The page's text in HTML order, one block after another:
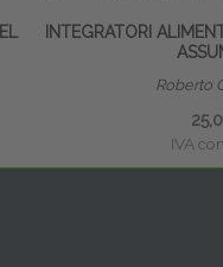
INTEGRATORI
Roberto
IVA